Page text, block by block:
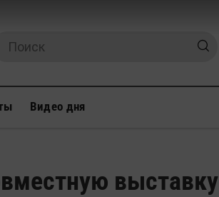
Видео дня
выставку